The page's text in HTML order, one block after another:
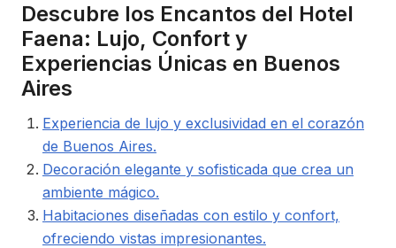
Descubre los Encantos del Hotel
Faena: Lujo, Confort y
Experiencias Únicas en Buenos
Aires
Experiencia de lujo y exclusividad en el corazón
de Buenos Aires.
Decoración elegante y sofisticada que crea un
ambiente mágico.
Habitaciones diseñadas con estilo y confort,
ofreciendo vistas impresionantes.